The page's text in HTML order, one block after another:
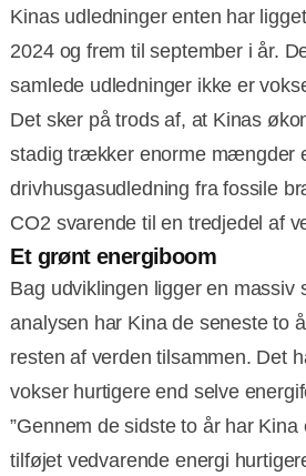
Kinas udledninger enten har
2024 og frem til september i år.
samlede udledninger ikke er
Det sker på trods af, at Kinas
stadig trækker enorme mængder
drivhusgasudledning fra fossile
CO2 svarende til en tredjedel af
Et grønt energiboom
Bag udviklingen ligger en massiv
analysen har Kina de seneste to
resten af verden tilsammen. Det
vokser hurtigere end selve
”Gennem de sidste to år har
tilføjet vedvarende energi